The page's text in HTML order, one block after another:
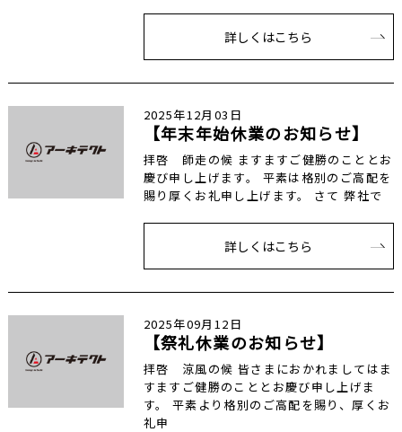
詳しくはこちら
2025年12月03日
【年末年始休業のお知らせ】
拝啓 師走の候 ますますご健勝のこととお
慶び申し上げます。 平素は格別のご高配を
賜り厚くお礼申し上げます。 さて 弊社で
詳しくはこちら
2025年09月12日
【祭礼休業のお知らせ】
拝啓 涼風の候 皆さまにおかれましてはま
すますご健勝のこととお慶び申し上げま
す。 平素より格別のご高配を賜り、厚くお
礼申